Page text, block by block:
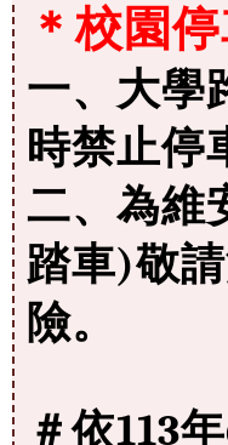
＊校園
一、大學
時禁止停
二、為維
踏車)敬
險。
＃依113